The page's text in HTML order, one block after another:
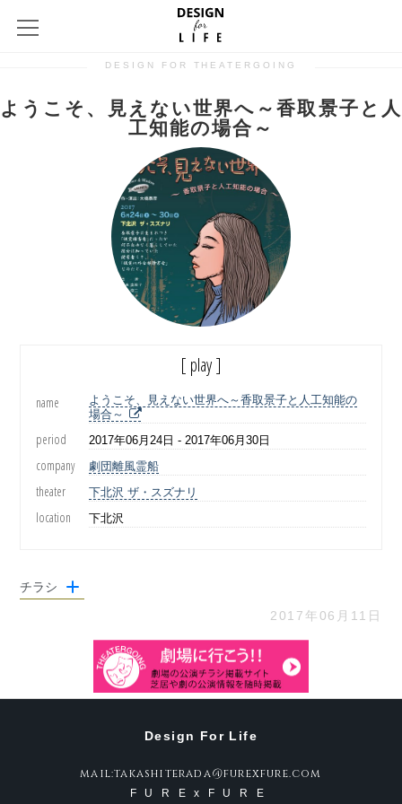
DESIGN FOR THEATERGOING
ようこそ、見えない世界へ～香取景子と人
工知能の場合～
[ play ]
name
ようこそ、見えない世界へ～香取景子と人工知能の
場合～
period 2017年06月24日 - 2017年06月30日
company 劇団離風霊船
theater 下北沢 ザ・スズナリ
location 下北沢
チラシ
2017年06月11日
Design For Life
mail:takashiterada@furexfure.com
FURExFURE